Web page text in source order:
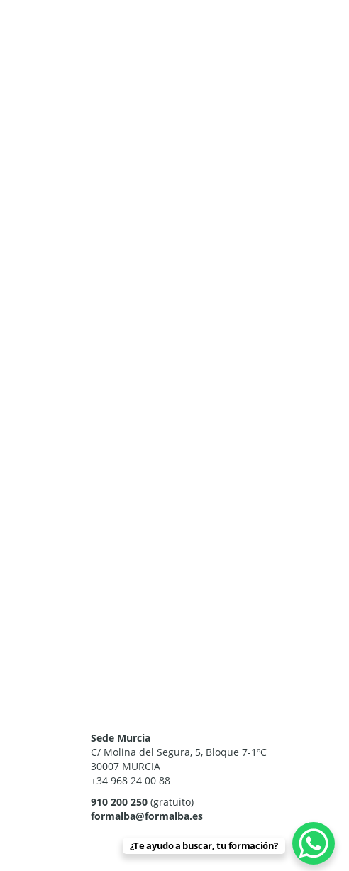
Sede Murcia
C/ Molina del Segura, 5, Bloque 7-1ºC
30007 MURCIA
+34 968 24 00 88
910 200 250(gratuito)
formalba@formalba.es
¿Te ayudo a buscar, tu formación?